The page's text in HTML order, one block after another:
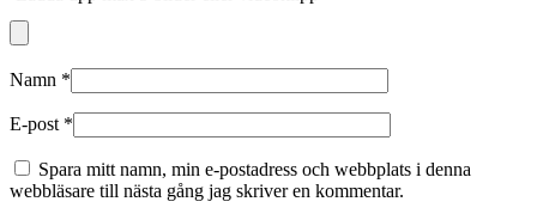
Namn *
E-post *
Spara mitt namn, min e-postadress och webbplats i denna
webbläsare till nästa gång jag skriver en kommentar.